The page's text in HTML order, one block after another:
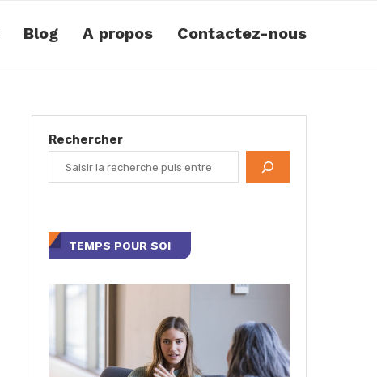
Blog A propos Contactez-nous
Rechercher
TEMPS POUR SOI